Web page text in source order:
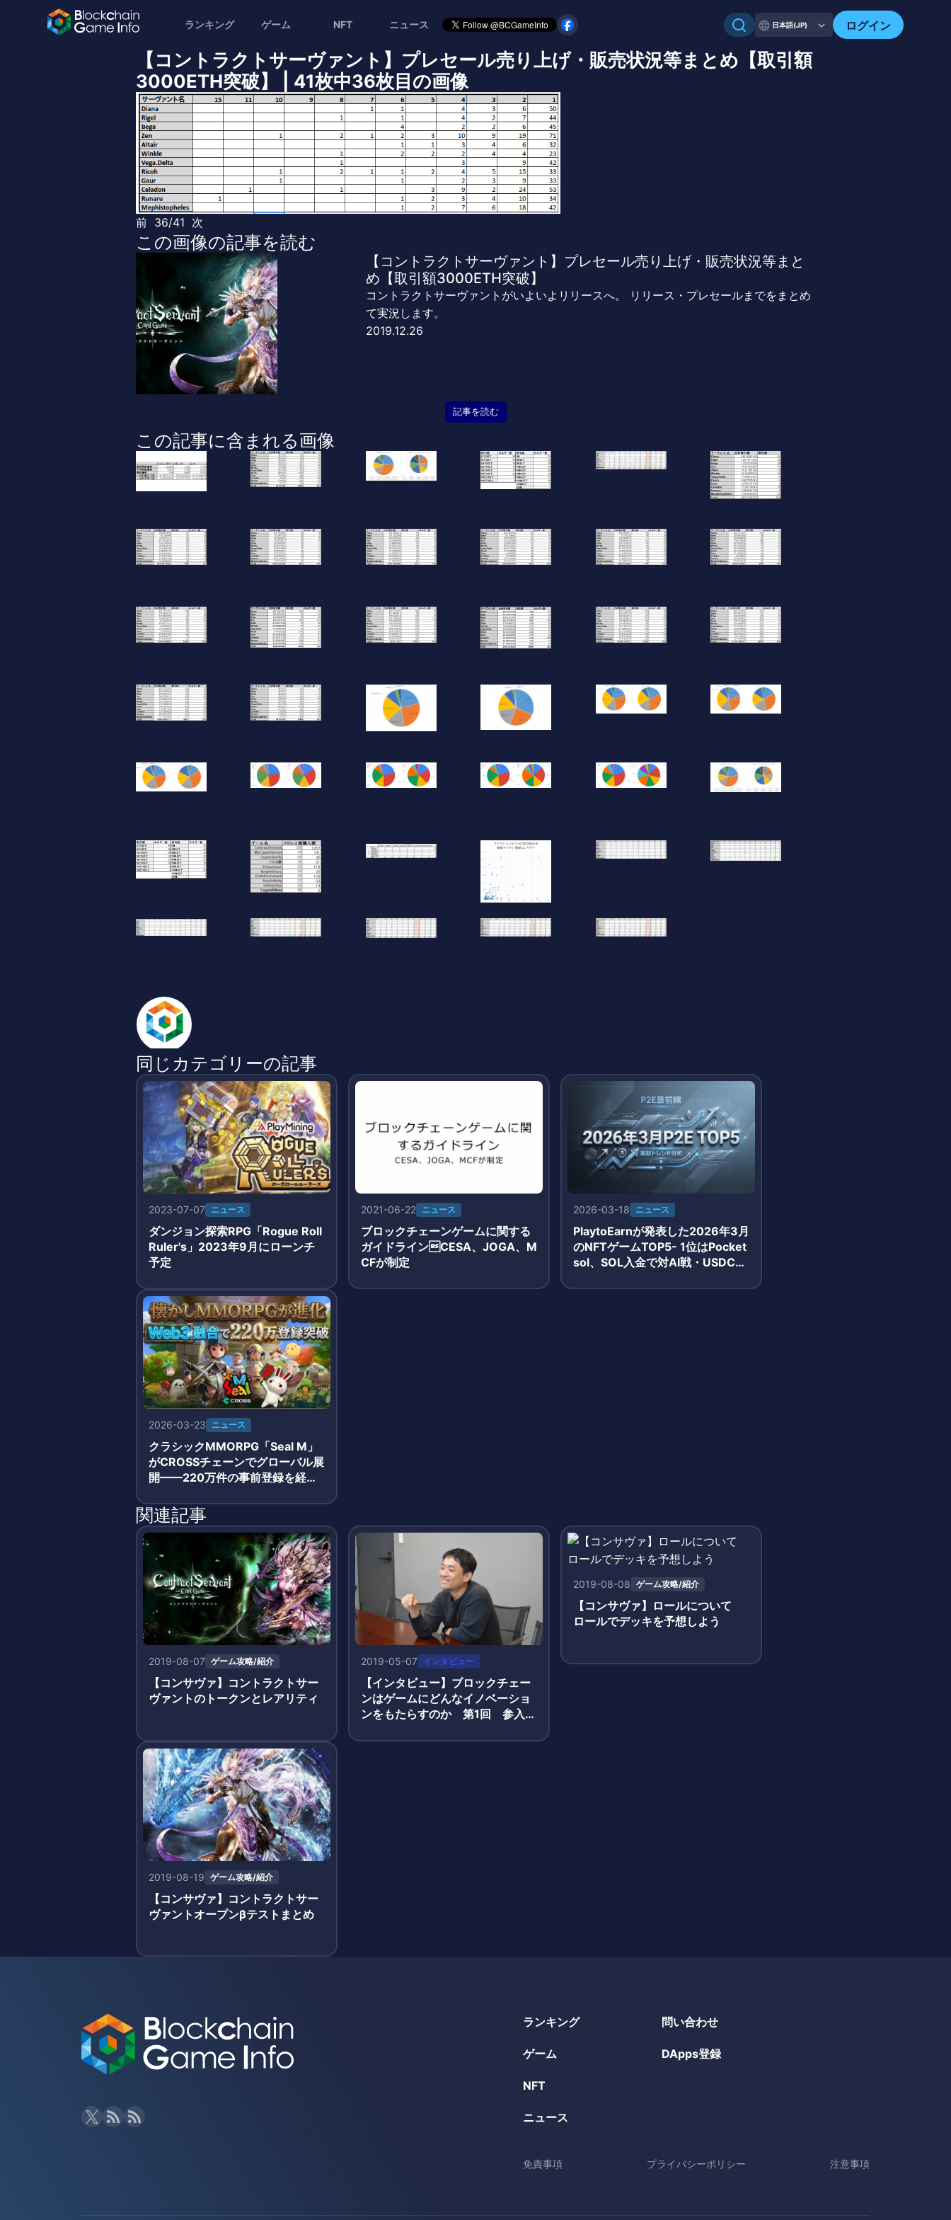
ランキング ゲーム NFT ニュース 日本語(JP) ログイン
【コントラクトサーヴァント】プレセール売り上げ・販売状況等まとめ【取引額
3000ETH突破】 | 41枚中36枚目の画像
前 36/41 次
この画像の記事を読む
【コントラクトサーヴァント】プレセール売り上げ・販売状況等まと
め【取引額3000ETH突破】
コントラクトサーヴァントがいよいよリリースへ。 リリース・プレセールまでをまとめ
て実況します。
2019.12.26
記事を読む
この記事に含まれる画像
同じカテゴリーの記事
2023-07-07 ニュース
ダンジョン探索RPG「Rogue Roll
Ruler's」2023年9月にローンチ
予定
2021-06-22 ニュース
ブロックチェーンゲームに関する
ガイドラインCESA、JOGA、M
CFが制定
2026-03-18 ニュース
PlaytoEarnが発表した2026年3月
のNFTゲームTOP5- 1位はPocket
sol、SOL入金で対AI戦・USDC報
2026-03-23 ニュース
クラシックMMORPG「Seal M」
がCROSSチェーンでグローバル展
開——220万件の事前登録を経て
関連記事
2019-08-07 ゲーム攻略/紹介
【コンサヴァ】コントラクトサー
ヴァントのトークンとレアリティ
2019-05-07 インタビュー
【インタビュー】ブロックチェー
ンはゲームにどんなイノベーショ
ンをもたらすのか 第1回 参入し
2019-08-08 ゲーム攻略/紹介
【コンサヴァ】ロールについて
ロールでデッキを予想しよう
2019-08-19 ゲーム攻略/紹介
【コンサヴァ】コントラクトサー
ヴァントオープンβテストまとめ
ランキング
ゲーム
NFT
ニュース
問い合わせ
DApps登録
免責事項 プライバシーポリシー 注意事項